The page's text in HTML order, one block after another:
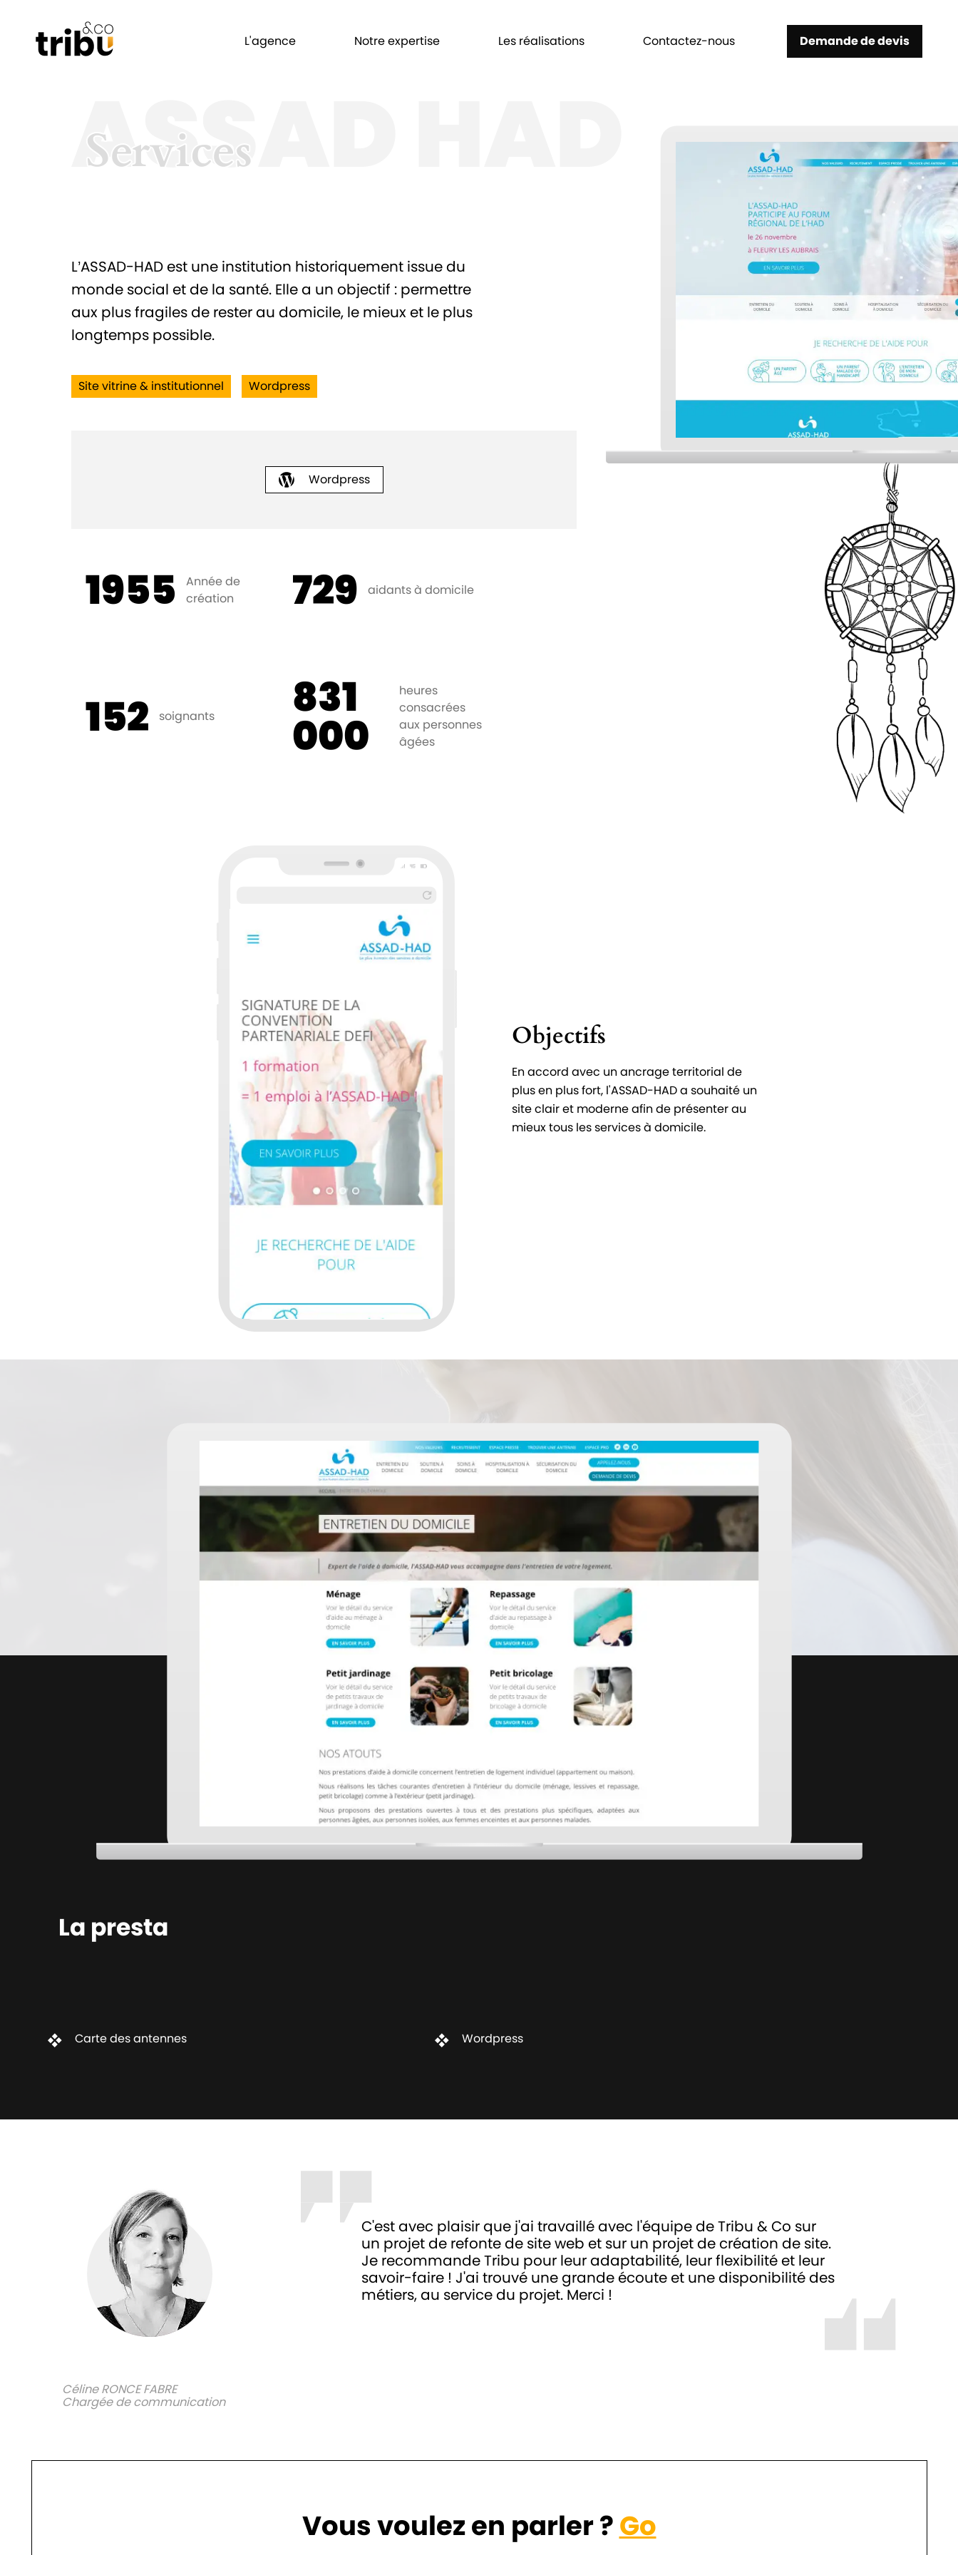
L'agence Notre expertise Les réalisations Contactez-nous Demande de devis
ASSAD HAD
Services
Services
L’ASSAD-HAD est une institution historiquement issue du
monde social et de la santé. Elle a un objectif : permettre
aux plus fragiles de rester au domicile, le mieux et le plus
longtemps possible.
Site vitrine & institutionnel Wordpress
Wordpress
1955
Année de
création
729 aidants à domicile
152 soignants 831
000
heures
consacrées
aux personnes
âgées
Objectifs
En accord avec un ancrage territorial de
plus en plus fort, l'ASSAD-HAD a souhaité un
site clair et moderne afin de présenter au
mieux tous les services à domicile.
La presta
Carte des antennes Wordpress
C'est avec plaisir que j'ai travaillé avec l'équipe de Tribu & Co sur
un projet de refonte de site web et sur un projet de création de site.
Je recommande Tribu pour leur adaptabilité, leur flexibilité et leur
savoir-faire ! J'ai trouvé une grande écoute et une disponibilité des
métiers, au service du projet. Merci !
Céline RONCE FABRE
Chargée de communication
Vous voulez en parler ?Go